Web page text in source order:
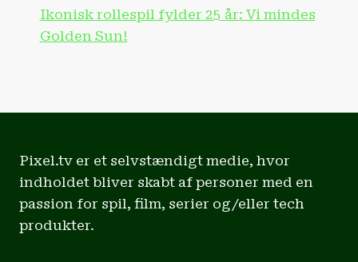
Ikonisk rollespil fylder 25 år: Vi mindes
Golden Sun!
Pixel.tv er et selvstændigt medie, hvor
indholdet bliver skabt af personer med en
passion for spil, film, serier og/eller tech
produkter.